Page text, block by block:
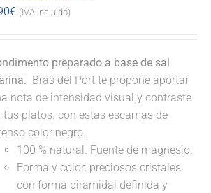
€ (IVA incluido)
preparado a base de sal
Bras del Port te propone aportar
nota de intensidad visual y contraste
tus platos. con estas escamas de
color negro.
100 % natural. Fuente de magnesio.
Forma y color: preciosos cristales
con forma piramidal definida y